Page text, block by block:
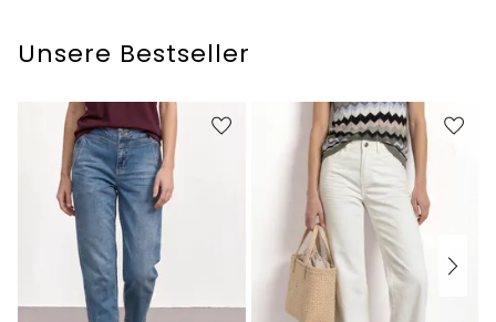
Unsere Bestseller